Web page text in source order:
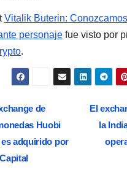
Vitalik Buterin:
personaje fue visto por
.
El
la
de
Huobi
adquirido por